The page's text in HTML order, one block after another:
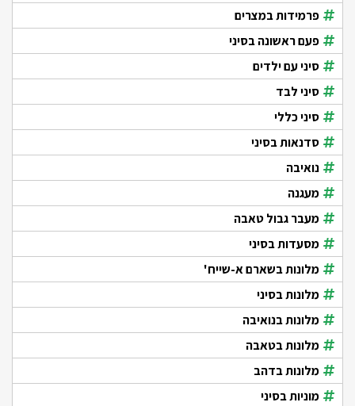
פרמידות במצרים
פעם ראשונה בסיני
סיני עם ילדים
סיני לבד
סיני כללי
סדנאות בסיני
נואיבה
מעגנה
מעבר גבול טאבה
מסעדות בסיני
מלונות בשארם א-שייח'
מלונות בסיני
מלונות בנואיבה
מלונות בטאבה
מלונות בדהב
מוניות בסיני